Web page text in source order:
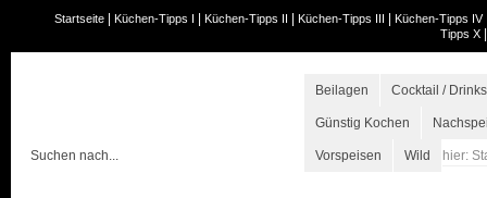
Startseite Küchen-Tipps I Küchen-Tipps II Küchen-Tipps III Küchen-Tipps IV
Tipps X
Beilagen Cocktail / Drinks
Günstig Kochen
Vorspeisen Wild hier: